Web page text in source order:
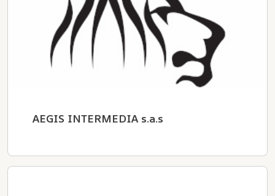
AEGIS INTERMEDIA s.a.s